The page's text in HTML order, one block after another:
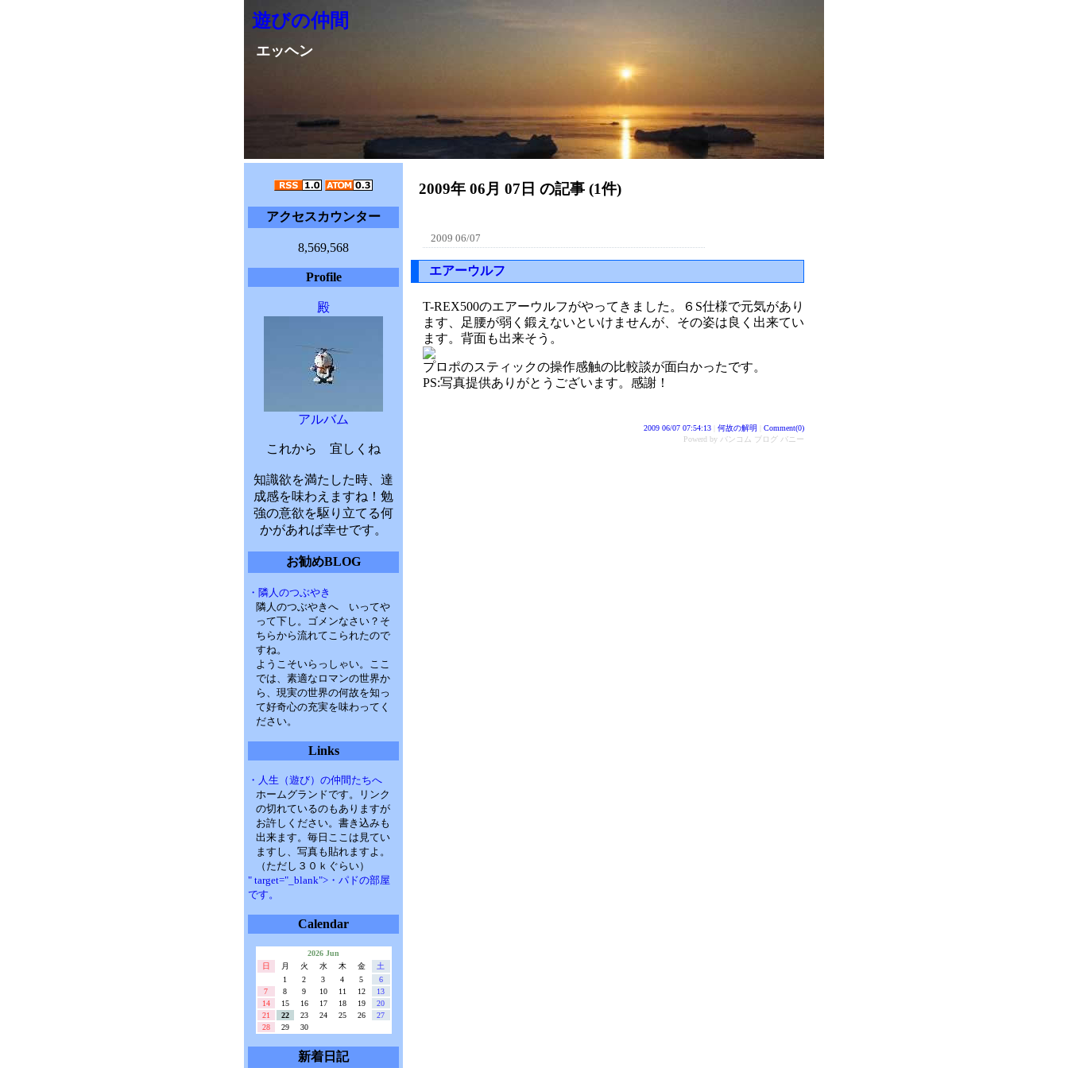
遊びの仲間
エッヘン
アクセスカウンター
8,569,568
Profile
殿
アルバム
これから 宜しくね
知識欲を満たした時、達
成感を味わえますね！勉
強の意欲を駆り立てる何
かがあれば幸せです。
お勧めBLOG
・隣人のつぶやき
隣人のつぶやきへ いってや
って下し。ゴメンなさい？そ
ちらから流れてこられたので
すね。
ようこそいらっしゃい。ここ
では、素適なロマンの世界か
ら、現実の世界の何故を知っ
て好奇心の充実を味わってく
ださい。
Links
・人生（遊び）の仲間たちへ
ホームグランドです。リンク
の切れているのもありますが
お許しください。書き込みも
出来ます。毎日ここは見てい
ますし、写真も貼れますよ。
（ただし３０ｋぐらい）
" target="_blank">・パドの部屋
です。
Calendar
2026 Jun
日
月 火 水 木 金
土
1
2 3 4 5
6
7
8 9 10 11 12
13
14
15 16 17 18 19
20
21
22 23 24 25 26
27
28
29 30
新着日記
2009年 06月 07日 の記事 (1件)
2009 06/07
エアーウルフ
T-REX500のエアーウルフがやってきました。６S仕様で元気があり
ます、足腰が弱く鍛えないといけませんが、その姿は良く出来てい
ます。背面も出来そう。
プロポのスティックの操作感触の比較談が面白かったです。
PS:写真提供ありがとうございます。感謝！
2009 06/07 07:54:13 何故の解明
Comment(0)
Powerd by バンコム ブログ バニー